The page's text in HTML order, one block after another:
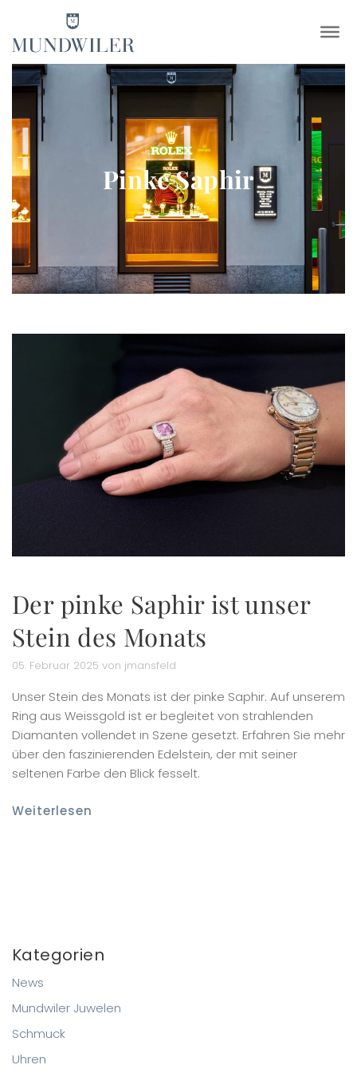
×
Pinke Saphir
Der pinke Saphir ist unser
Stein des Monats
05. Februar 2025 von jmansfeld
Unser Stein des Monats ist der pinke Saphir. Auf unserem
Ring aus Weissgold ist er begleitet von strahlenden
Diamanten vollendet in Szene gesetzt. Erfahren Sie mehr
über den faszinierenden Edelstein, der mit seiner
seltenen Farbe den Blick fesselt.
Weiterlesen
Kategorien
News
Mundwiler Juwelen
Schmuck
Uhren